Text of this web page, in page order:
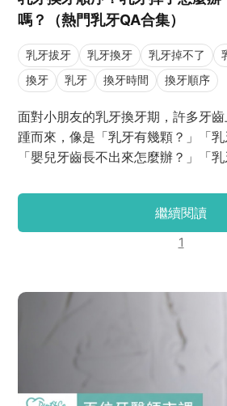
嗎？（熱門乳牙QA合集）
乳牙拔牙 乳牙換牙 乳牙掉不了
換牙
乳牙 換牙時間 換牙順序
面對小朋友的乳牙換牙期，許多牙
踵而來，像是「乳牙有幾顆？」「乳
「嬰兒牙齒長不出來怎麼辦？」「
來幫各位家長統整一下吧！
繼續閱讀
1